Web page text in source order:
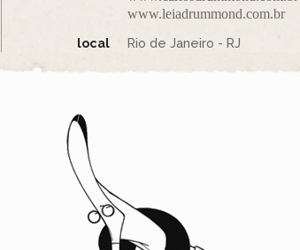
www.leiadrummond.com.br
local
Rio de Janeiro - RJ